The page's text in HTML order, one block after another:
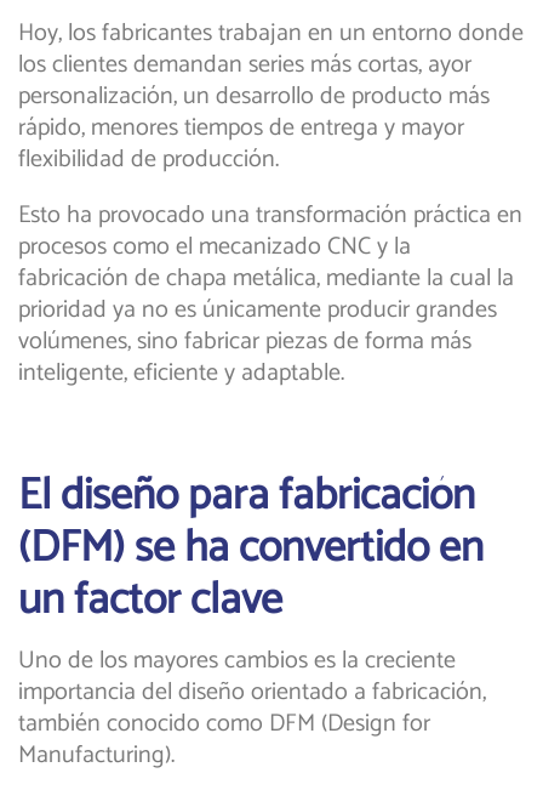
Hoy, los fabricantes trabajan en un entorno donde
los clientes demandan series más cortas, ayor
personalización, un desarrollo de producto más
rápido, menores tiempos de entrega y mayor
flexibilidad de producción.
Esto ha provocado una transformación práctica en
procesos como el mecanizado CNC y la
fabricación de chapa metálica, mediante la cual la
prioridad ya no es únicamente producir grandes
volúmenes, sino fabricar piezas de forma más
inteligente, eficiente y adaptable.
El diseño para fabricación
(DFM) se ha convertido en
un factor clave
Uno de los mayores cambios es la creciente
importancia del diseño orientado a fabricación,
también conocido como DFM (Design for
Manufacturing).